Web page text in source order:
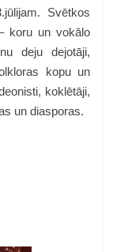
Svētkos
koru un vokālo
deju dejotāji,
kopu un
koklētāji,
un diasporas.